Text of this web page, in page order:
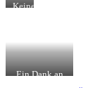
Keine
kein
echtes
Blut!
Ein Dank an